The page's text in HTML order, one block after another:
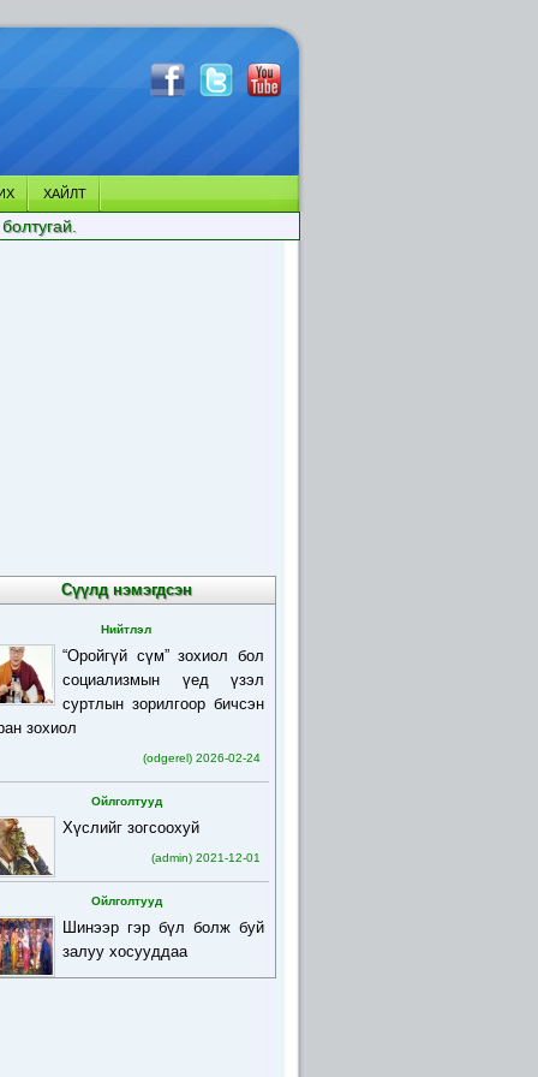
ХАЙЛТ
Сүүлд нэмэгдсэн
Нийтлэл
“Оройгүй сүм” зохиол бол
социализмын үед үзэл
суртлын зорилгоор бичсэн
зохиол
(odgerel) 2026-02-24
Ойлголтууд
Хүслийг зогсоохуй
(admin) 2021-12-01
Ойлголтууд
Шинээр гэр бүл болж буй
залуу хосууддаа
(admin) 2021-12-01